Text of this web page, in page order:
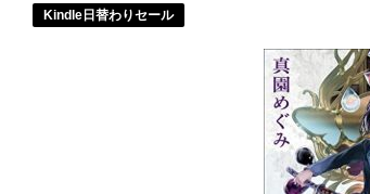
Kindle日替わりセール